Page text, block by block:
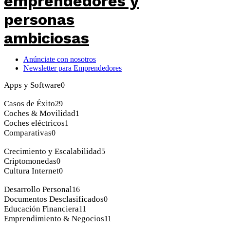
Anúnciate con nosotros
Newsletter para Emprendedores
Apps y Software0
Casos de Éxito29
Coches & Movilidad1
Coches eléctricos1
Comparativas0
Crecimiento y Escalabilidad5
Criptomonedas0
Cultura Internet0
Desarrollo Personal16
Documentos Desclasificados0
Educación Financiera11
Emprendimiento & Negocios11